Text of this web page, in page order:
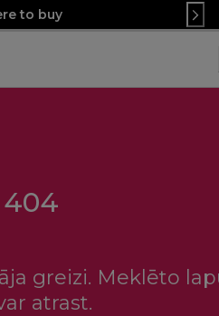
to buy
404
greizi. Meklēto
atrast.